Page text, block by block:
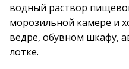
водный раствор
морозильной камере и
ведре, обувном шкафу,
лотке.